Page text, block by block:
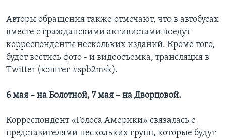
Авторы обращения также отмечают, что в автобусах
вместе с гражданскими активистами поедут
корреспонденты нескольких изданий. Кроме того,
будет вестись фото - и видеосъемка, трансляция в
Twitter (хэштег #spb2msk).
6 мая – на Болотной, 7 мая – на Дворцовой.
Корреспондент «Голоса Америки» связалась с
представителями нескольких групп, которые будут